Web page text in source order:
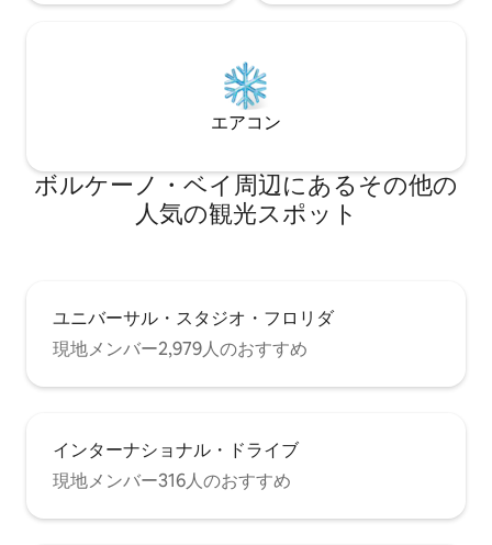
エアコン
ボルケーノ・ベイ⁠周⁠辺⁠に⁠あ⁠るそ⁠の⁠他⁠の
人⁠気⁠の観⁠光⁠ス⁠ポ⁠ッ⁠ト
ユニバーサル・スタジオ・フロリダ
現地メンバー2,979人のおすすめ
インターナショナル・ドライブ
現地メンバー316人のおすすめ